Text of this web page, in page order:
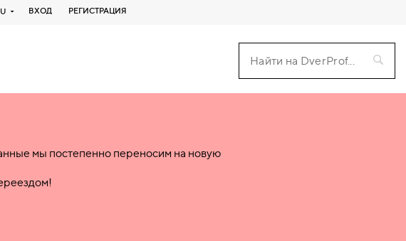
ВХОД РЕГИСТРАЦИЯ
мы постепенно переносим на новую